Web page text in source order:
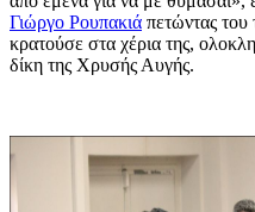
Γιώργο Ρουπακιά πετώντας
κρατούσε στα χέρια της,
δίκη της Χρυσής Αυγής.